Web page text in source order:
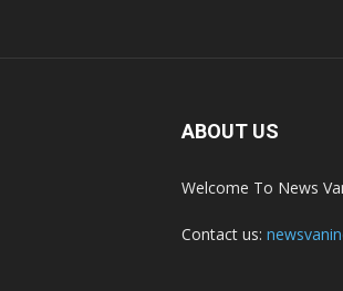
ABOUT US
Welcome To News
Contact us: